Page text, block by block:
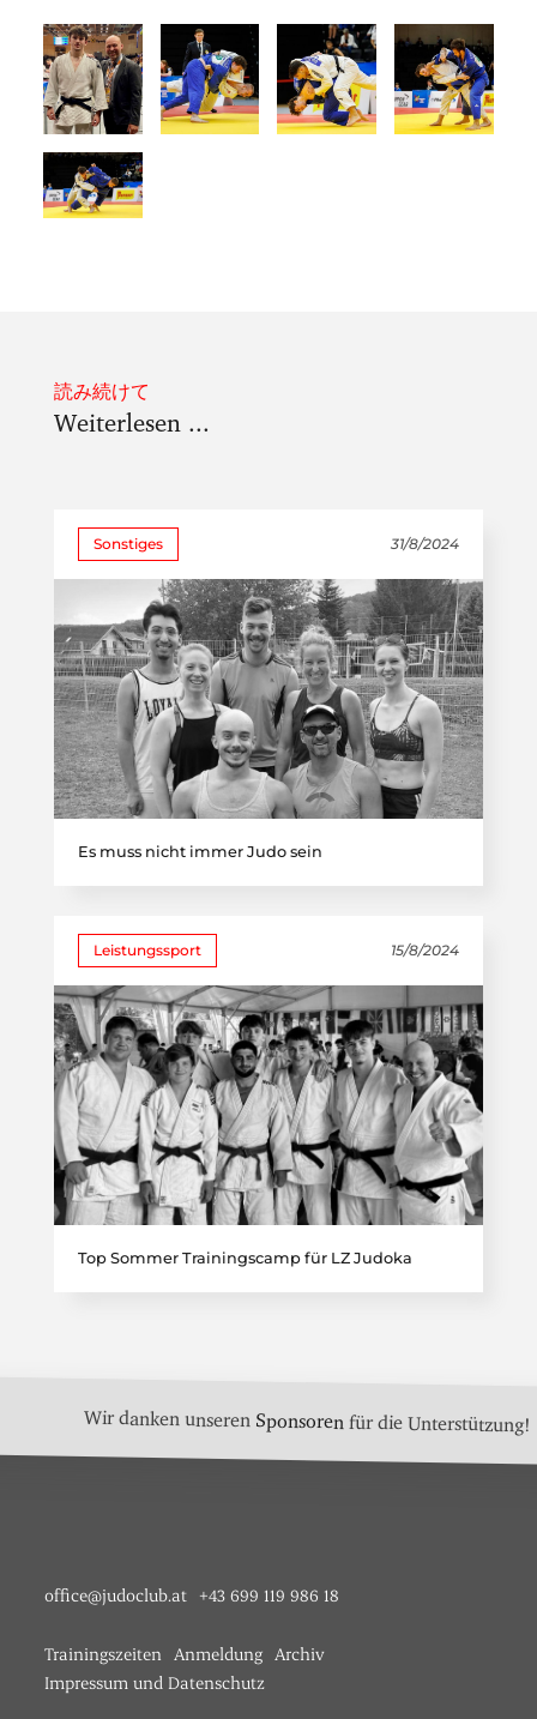
読み続けて
Weiterlesen ...
Sonstiges 31/8/2024
Es muss nicht immer Judo sein
Leistungssport 15/8/2024
Top Sommer Trainingscamp für LZ Judoka
Wir danken unseren Sponsoren für die Unterstützung!
office@judoclub.at +43 699 119 986 18
Trainingszeiten Anmeldung Archiv
Impressum und Datenschutz